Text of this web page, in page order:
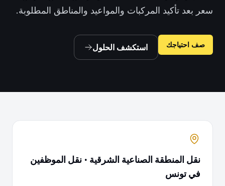
سعر بعد تأكيد المركبات والمواعيد والمناطق المطلوبة.
صف احتياجك استكشف الحلول
نقل المنطقة الصناعية الشرقية · نقل الموظفين
في تونس